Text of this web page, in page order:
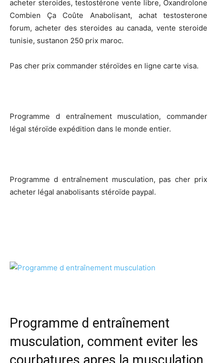
acheter steroides, testostérone vente libre, Oxandrolone
Combien Ça Coûte Anabolisant, achat testosterone
forum, acheter des steroides au canada, vente steroide
tunisie, sustanon 250 prix maroc.
Pas cher prix commander stéroïdes en ligne carte visa.
Programme d entraînement musculation, commander
légal stéroïde expédition dans le monde entier.
Programme d entraînement musculation, pas cher prix
acheter légal anabolisants stéroïde paypal.
Programme d entraînement
musculation, comment eviter les